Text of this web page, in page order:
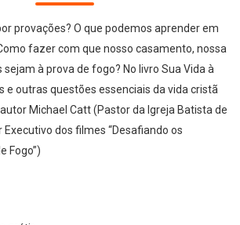
provações? O que podemos aprender em
fazer com que nosso casamento, nossa
à prova de fogo? No livro Sua Vida à
e outras questões essenciais da vida cristã
Michael Catt (Pastor da Igreja Batista de
dos filmes “Desafiando os
Fogo”)